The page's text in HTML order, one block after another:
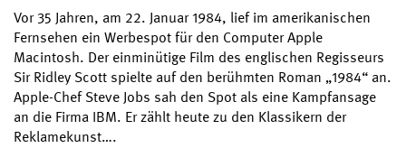
Vor 35 Jahren, am 22. Januar 1984, lief im amerikanischen
Fernsehen ein Werbespot für den Computer Apple
Macintosh. Der einminütige Film des englischen Regisseurs
Sir Ridley Scott spielte auf den berühmten Roman „1984“ an.
Apple-Chef Steve Jobs sah den Spot als eine Kampfansage
an die Firma IBM. Er zählt heute zu den Klassikern der
Reklamekunst….